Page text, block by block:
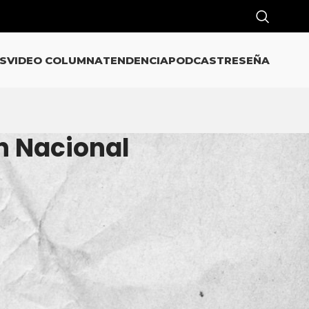
VIDEO COLUMNATENDENCIAPODCASTRESEÑA
Nacional